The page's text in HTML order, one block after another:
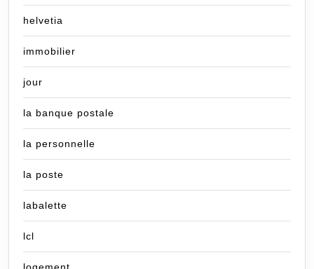
helvetia
immobilier
jour
la banque postale
la personnelle
la poste
labalette
lcl